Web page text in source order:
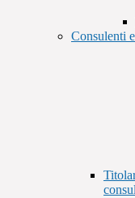
Consulenti